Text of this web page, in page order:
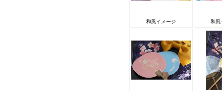
和風イメージ 和風